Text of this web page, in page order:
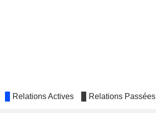
Relations Actives Relations Passées